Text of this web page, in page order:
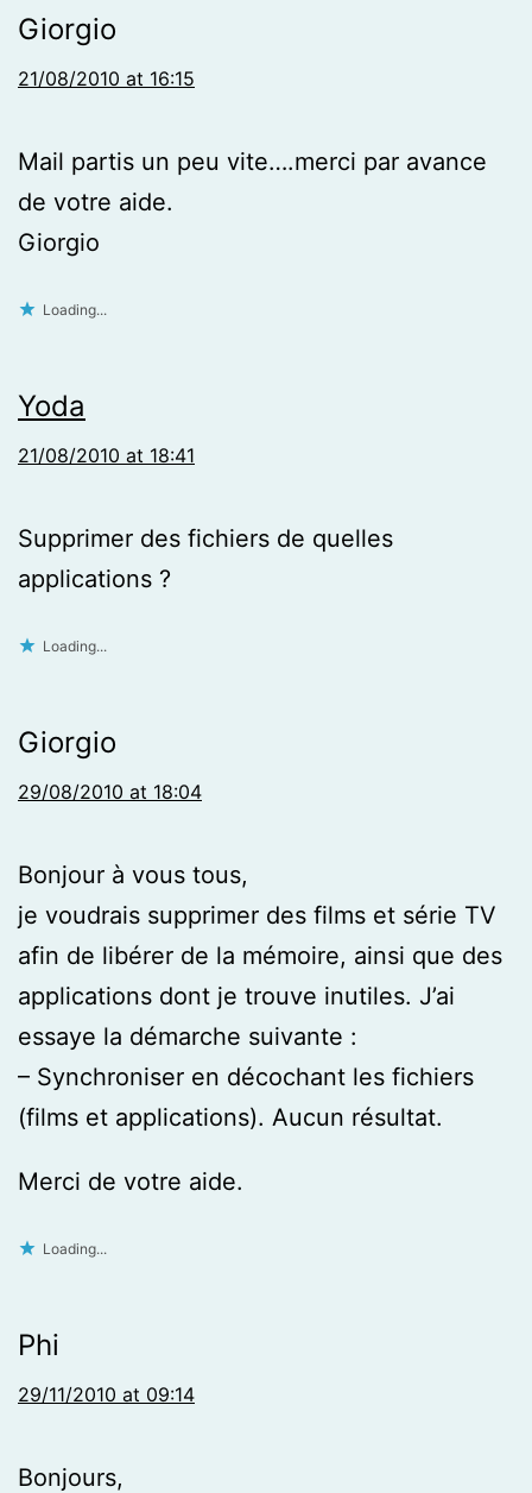
Giorgio
21/08/2010 at 16:15
Mail partis un peu vite….merci par avance
de votre aide.
Giorgio
Loading...
Yoda
21/08/2010 at 18:41
Supprimer des fichiers de quelles
applications ?
Loading...
Giorgio
29/08/2010 at 18:04
Bonjour à vous tous,
je voudrais supprimer des films et série TV
afin de libérer de la mémoire, ainsi que des
applications dont je trouve inutiles. J’ai
essaye la démarche suivante :
– Synchroniser en décochant les fichiers
(films et applications). Aucun résultat.
Merci de votre aide.
Loading...
Phi
29/11/2010 at 09:14
Bonjours,